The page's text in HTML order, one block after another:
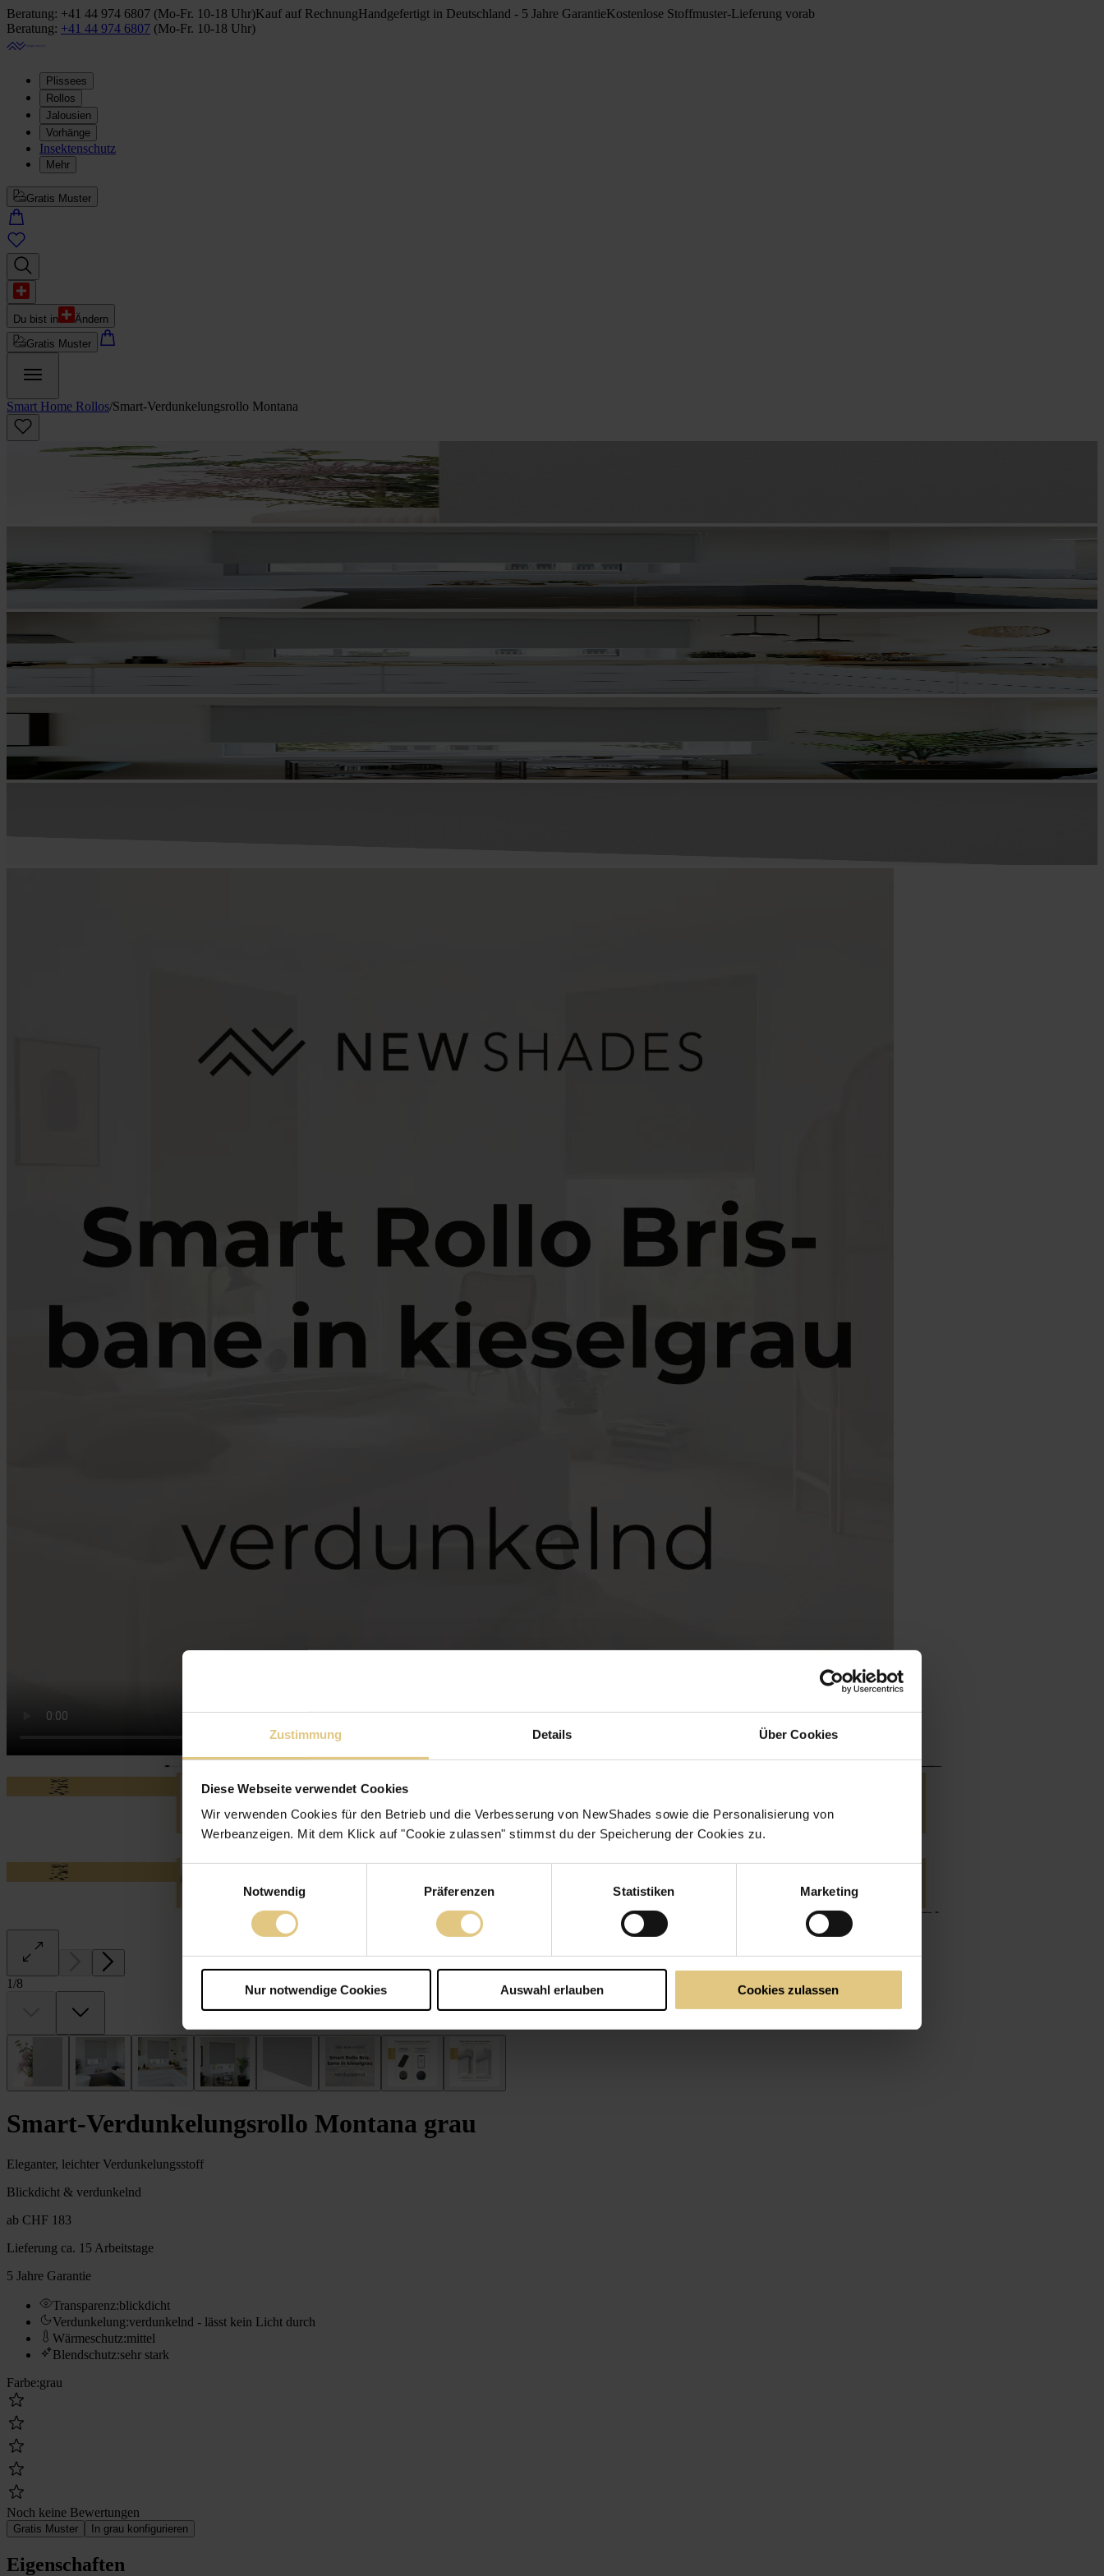
Zustimmung Details Über Cookies
Diese Webseite verwendet Cookies
Wir verwenden Cookies für den Betrieb und die Verbesserung von NewShades sowie die Personalisierung von
Werbeanzeigen. Mit dem Klick auf "Cookie zulassen" stimmst du der Speicherung der Cookies zu.
Notwendig
Präferenzen Statistiken Marketing
Nur notwendige Cookies Auswahl erlauben Cookies zulassen
Beratung: +41 44 974 6807 (Mo-Fr. 10-18 Uhr)Kauf auf RechnungHandgefertigt in Deutschland - 5 Jahre GarantieKostenlose Stoffmuster-Lieferung vorab
Beratung: +41 44 974 6807 (Mo-Fr. 10-18 Uhr)
Plissees
Rollos
Jalousien
Vorhänge
Insektenschutz
Mehr
Gratis Muster
Du bist in
Ändern
Gratis Muster
Smart Home Rollos/Smart-Verdunkelungsrollo Montana
1/8
Smart-Verdunkelungsrollo Montana grau
Eleganter, leichter Verdunkelungsstoff
Blickdicht & verdunkelnd
ab CHF 183
Lieferung ca. 15 Arbeitstage
5 Jahre Garantie
Transparenz:blickdicht
Verdunkelung:verdunkelnd - lässt kein Licht durch
Wärmeschutz:mittel
Blendschutz:sehr stark
Farbe:grau
Noch keine Bewertungen
Gratis Muster In grau konfigurieren
Eigenschaften